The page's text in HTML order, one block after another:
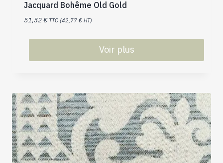
Jacquard Bohême Old Gold
51,32€ TTC (42,77 € HT)
Voir plus